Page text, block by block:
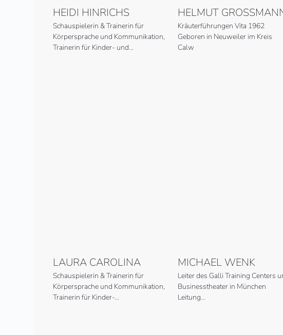
HEIDI HINRICHS
Schauspielerin & Trainerin für
Körpersprache und Kommunikation,
Trainerin für Kinder- und…
HELMUT GROSSMANN
Kräuterführungen Vita 1962
Geboren in Neuweiler im Kreis
Calw
LAURA CAROLINA
Schauspielerin & Trainerin für
Körpersprache und Kommunikation,
Trainerin für Kinder-…
MICHAEL WENK
Leiter des Galli Training Centers
Businesstheater in München
Leitung…